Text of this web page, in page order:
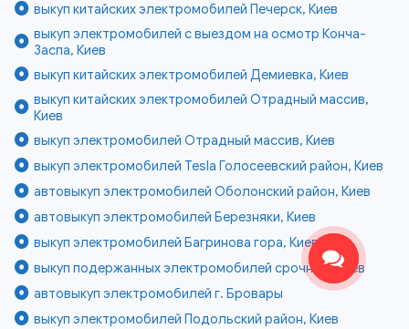
выкуп китайских электромобилей Печерск, Киев
выкуп электромобилей с выездом на осмотр Конча-
Заспа, Киев
выкуп китайских электромобилей Демиевка, Киев
выкуп китайских электромобилей Отрадный массив,
Киев
выкуп электромобилей Отрадный массив, Киев
выкуп электромобилей Tesla Голосеевский район, Киев
автовыкуп электромобилей Оболонский район, Киев
автовыкуп электромобилей Березняки, Киев
выкуп электромобилей Багринова гора, Киев
выкуп подержанных электромобилей срочно г. Киев
автовыкуп электромобилей г. Бровары
выкуп электромобилей Подольский район, Киев